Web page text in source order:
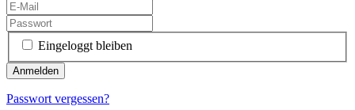
Eingeloggt bleiben
Passwort vergessen?